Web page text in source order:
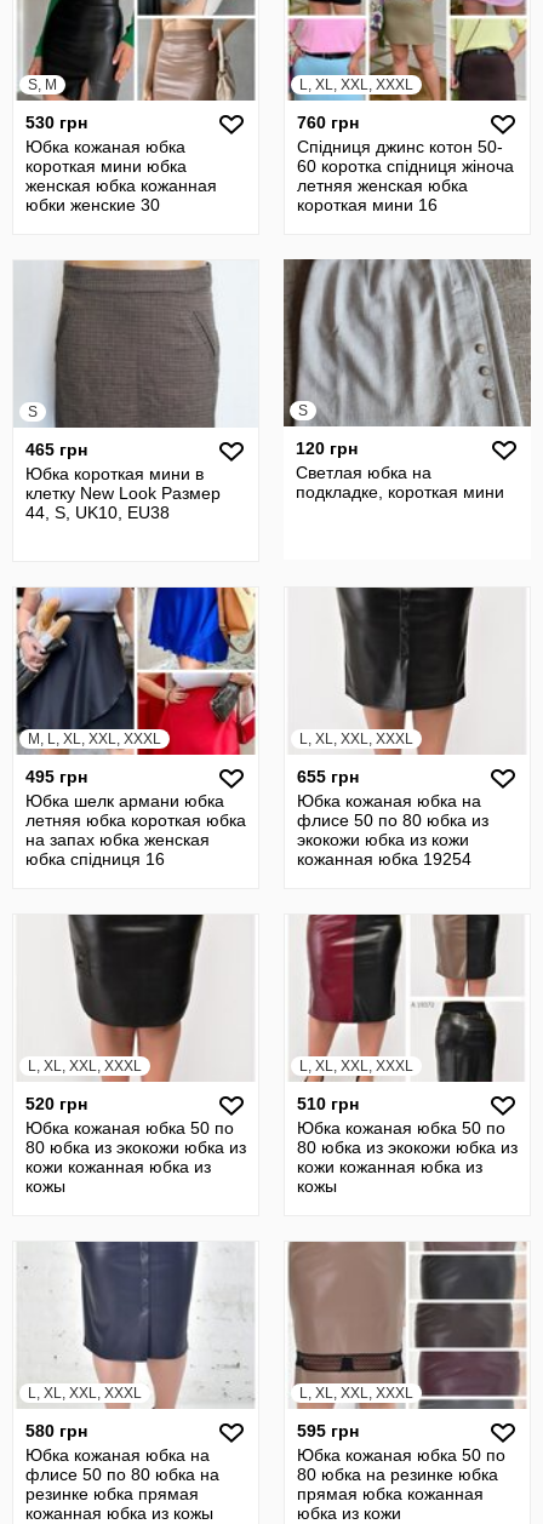
S, M
530 грн
Юбка кожаная юбка
короткая мини юбка
женская юбка кожанная
юбки женские 30
L, XL, XXL, XXXL
760 грн
Спідниця джинс котон 50-
60 коротка спідниця жіноча
летняя женская юбка
короткая мини 16
S
465 грн
Юбка короткая мини в
клетку New Look Размер
44, S, UK10, EU38
S
120 грн
Светлая юбка на
подкладке, короткая мини
M, L, XL, XXL, XXXL
495 грн
Юбка шелк армани юбка
летняя юбка короткая юбка
на запах юбка женская
юбка cпідниця 16
L, XL, XXL, XXXL
655 грн
Юбка кожаная юбка на
флисе 50 по 80 юбка из
экокожи юбка из кожи
кожанная юбка 19254
L, XL, XXL, XXXL
520 грн
Юбка кожаная юбка 50 по
80 юбка из экокожи юбка из
кожи кожанная юбка из
кожы
L, XL, XXL, XXXL
510 грн
Юбка кожаная юбка 50 по
80 юбка из экокожи юбка из
кожи кожанная юбка из
кожы
L, XL, XXL, XXXL
580 грн
Юбка кожаная юбка на
флисе 50 по 80 юбка на
резинке юбка прямая
кожанная юбка из кожы
L, XL, XXL, XXXL
595 грн
Юбка кожаная юбка 50 по
80 юбка на резинке юбка
прямая юбка кожанная
юбка из кожи